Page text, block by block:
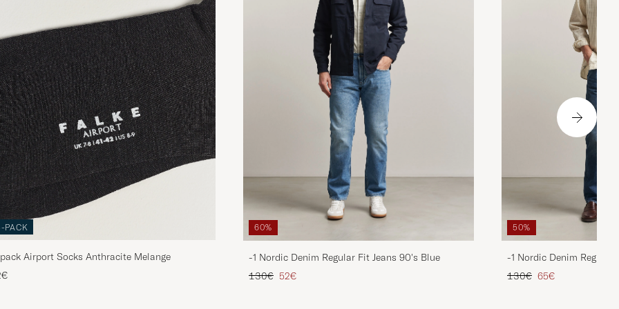
PACK
Airport Socks Anthracite Melange
60%
-1 Nordic Denim Regular Fit Jeans 90's Blue
Regulärer Preis
130€ Reduzierter Preis
52€
50%
-1 Nordic Denim Regular
Regulärer Preis
130€ Reduzierter Preis
65€